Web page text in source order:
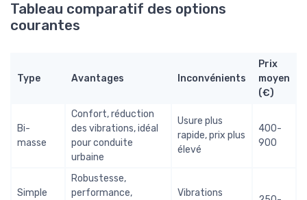
Tableau comparatif des options
courantes
Type Avantages Inconvénients
Prix
moyen
(€)
Bi-
masse
Confort, réduction
des vibrations, idéal
pour conduite
urbaine
Usure plus
rapide, prix plus
élevé
400-
900
Simple
Robustesse,
performance,
Vibrations